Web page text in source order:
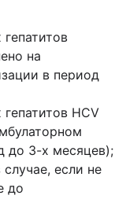
на
в период
HCV
до 3-х месяцев);
если не
до